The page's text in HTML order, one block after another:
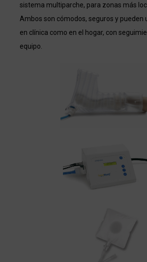
sistema multiparche, para zonas más
Ambos son cómodos, seguros y pueden
en clínica como en el hogar, con
equipo.